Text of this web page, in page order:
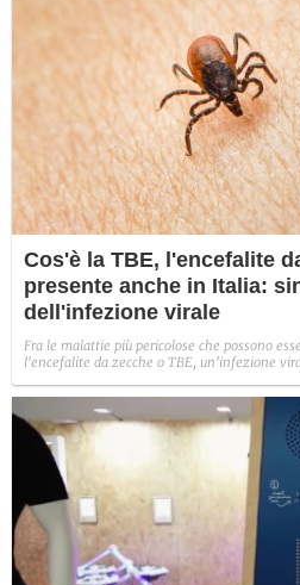
Cos'è la TBE, l'encefalite
presente anche in Italia:
dell'infezione virale
Fra le malattie più pericolose che possono
l'encefalite da zecche o TBE, un'infezione